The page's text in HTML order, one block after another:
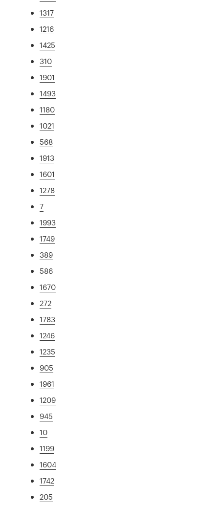
1317
1216
1425
310
1901
1493
1180
1021
568
1913
1601
1278
7
1993
1749
389
586
1670
272
1783
1246
1235
905
1961
1209
945
10
1199
1604
1742
205